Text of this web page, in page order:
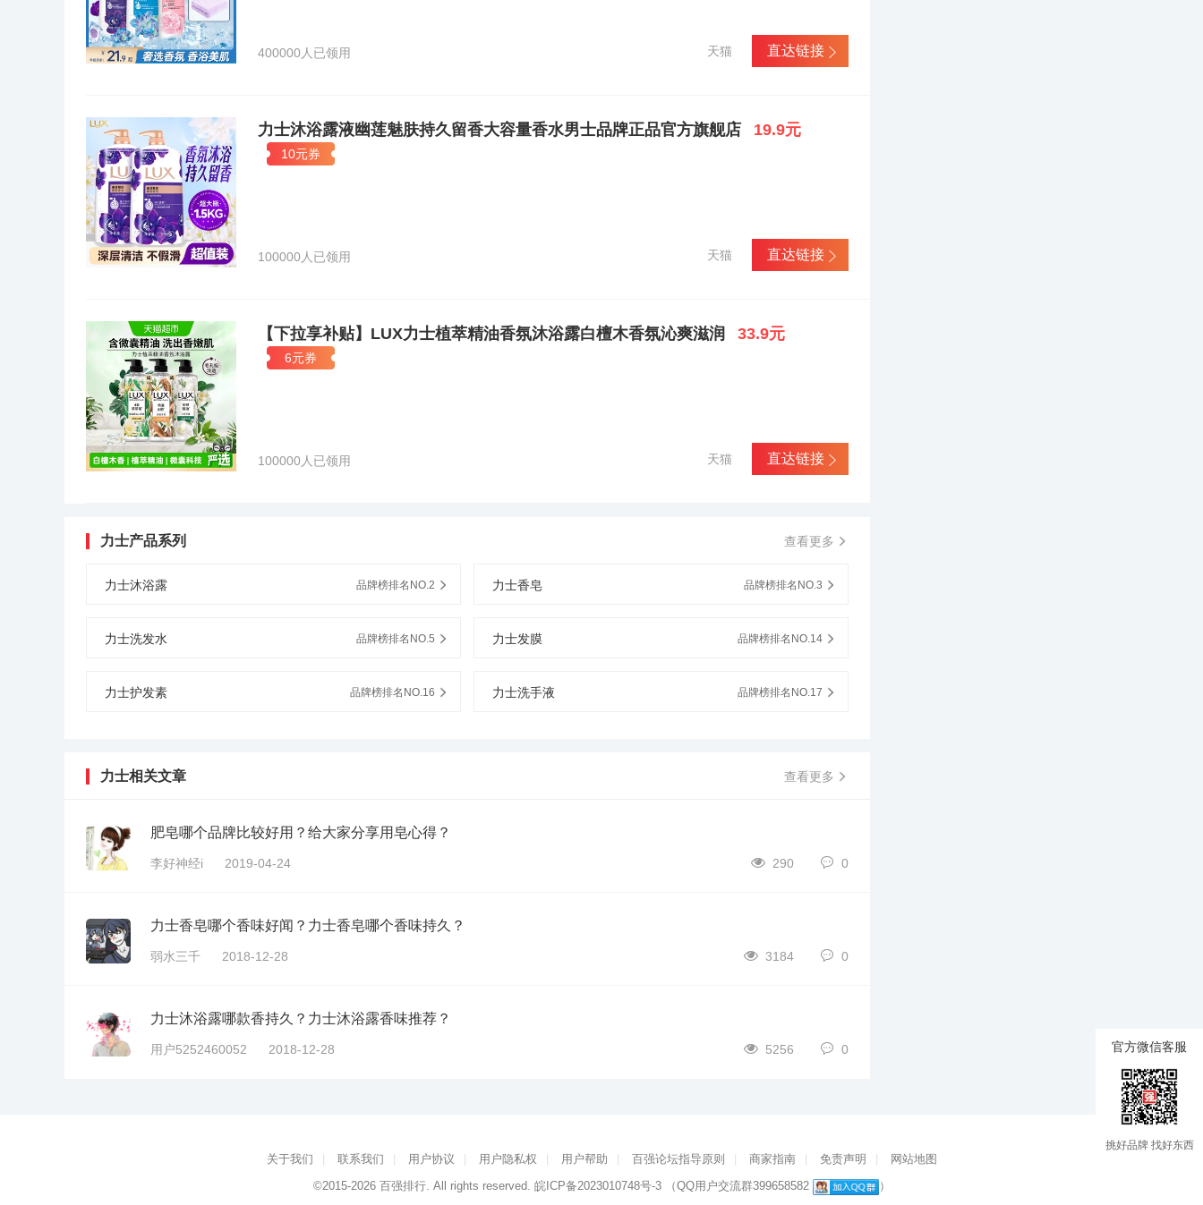
彤、王祖贤、张柏芝、舒淇等多位亚洲顶级巨星，在扩大品牌影响力的同时，也让力士的品牌形成深入人心。
400000人已领用 直达链接
天猫
力士沐浴露液幽莲魅肤持久留香大容量香水男士品牌正品官方旗舰店 19.9元
10元券
100000人已领用 直达链接
天猫
【下拉享补贴】LUX力士植萃精油香氛沐浴露白檀木香氛沁爽滋润 33.9元
6元券
100000人已领用 直达链接
天猫
力士产品系列 查看更多
力士沐浴露 品牌榜排名NO.2 力士香皂 品牌榜排名NO.3
力士洗发水 品牌榜排名NO.5 力士发膜 品牌榜排名NO.14
力士护发素 品牌榜排名NO.16 力士洗手液 品牌榜排名NO.17
力士相关文章 查看更多
肥皂哪个品牌比较好用？给大家分享用皂心得？
李好神经i 2019-04-24 290 0
力士香皂哪个香味好闻？力士香皂哪个香味持久？
弱水三千 2018-12-28 3184 0
力士沐浴露哪款香持久？力士沐浴露香味推荐？
用户5252460052 2018-12-28 5256 0
关于我们 联系我们 用户协议 用户隐私权 用户帮助 百强论坛指导原则 商家指南 免责声明
网站地图
©2015-2026 百强排行. All rights reserved. 皖ICP备2023010748号-3（QQ用户交流群399658582 ）
官方微信客服
挑好品牌 找好东西